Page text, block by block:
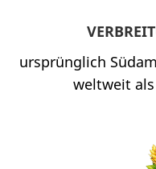
ursprünglich
weltweit